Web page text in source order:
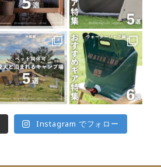
Instagram でフォロー